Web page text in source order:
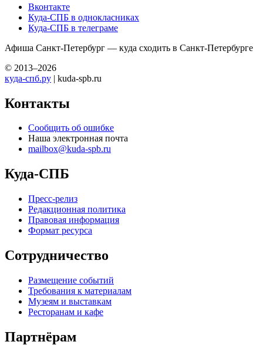
Вконтакте
Куда-СПБ в однокласниках
Куда-СПБ в телеграме
Афиша Санкт-Петербург — куда сходить в Санкт-Петербурге
© 2013–2026
куда-спб.ру | kuda-spb.ru
Контакты
Сообщить об ошибке
Наша электронная почта
mailbox@kuda-spb.ru
Куда-СПБ
Пресс-релиз
Редакционная политика
Правовая информация
Формат ресурса
Сотрудничество
Размещение событий
Требования к материалам
Музеям и выставкам
Ресторанам и кафе
Партнёрам